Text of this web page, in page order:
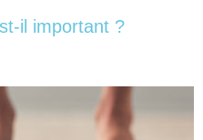
il important ?